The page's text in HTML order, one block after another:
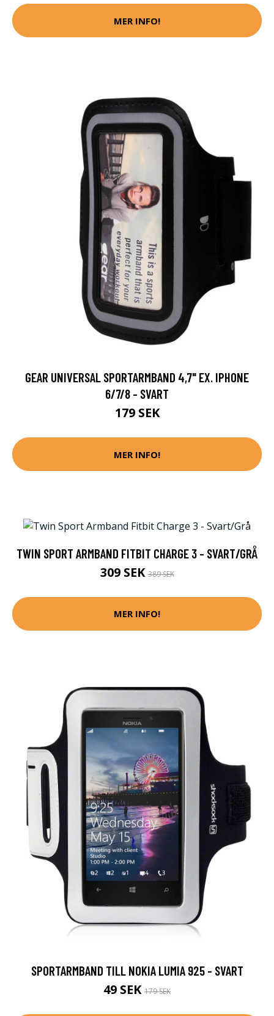
MER INFO!
GEAR UNIVERSAL SPORTARMBAND 4,7" EX. IPHONE
6/7/8 - SVART
179 SEK
MER INFO!
TWIN SPORT ARMBAND FITBIT CHARGE 3 - SVART/GRÅ
309 SEK389 SEK
MER INFO!
SPORTARMBAND TILL NOKIA LUMIA 925 - SVART
49 SEK 179 SEK